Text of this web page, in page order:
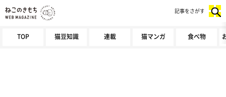
TOP 猫豆知識 連載 猫マンガ 食べ物
記事をさがす